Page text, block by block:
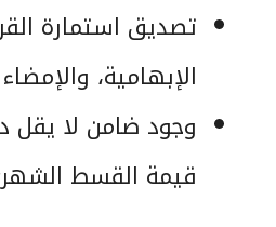
تصديق استمارة
الإبهامية،
وجود ضامن لا يقل
قيمة القسط